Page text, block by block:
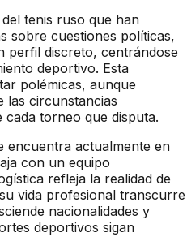
tenis ruso que han
sobre cuestiones políticas,
perfil discreto, centrándose
deportivo. Esta
polémicas, aunque
las circunstancias
torneo que disputa.
encuentra actualmente en
con un equipo
refleja la realidad de
vida profesional transcurre
nacionalidades y
deportivos sigan